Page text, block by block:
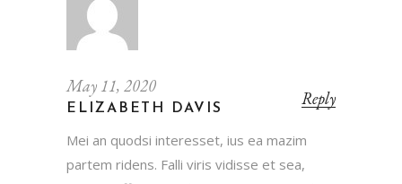
Reply
May 11, 2020
ELIZABETH DAVIS
Mei an quodsi interesset, ius ea mazim
partem ridens. Falli viris vidisse et sea,